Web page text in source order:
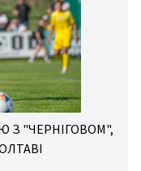
З "ЧЕРНІГОВОМ",